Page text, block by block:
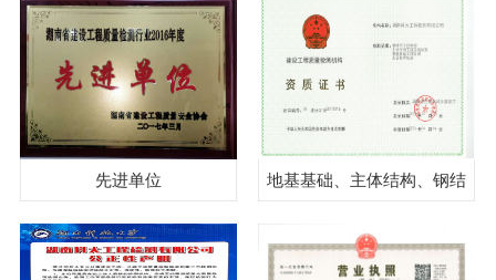
先进单位 地基基础、主体结构、钢结